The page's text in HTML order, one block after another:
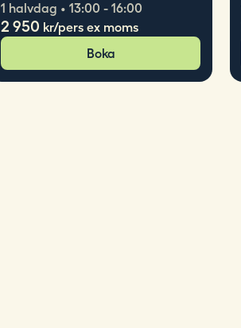
1 halvdag • 13:00 - 16:00
2 950 kr/pers ex moms
Boka